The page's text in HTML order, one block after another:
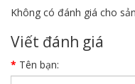
Không có đánh giá cho
Viết đánh giá
Tên bạn: